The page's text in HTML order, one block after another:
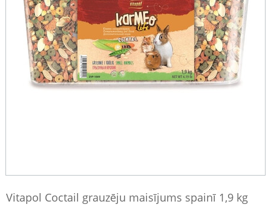
Vitapol Coctail grauzēju maisījums spainī 1,9 kg